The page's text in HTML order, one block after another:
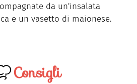
da un'insalata
e un vasetto di maionese.
Consigli